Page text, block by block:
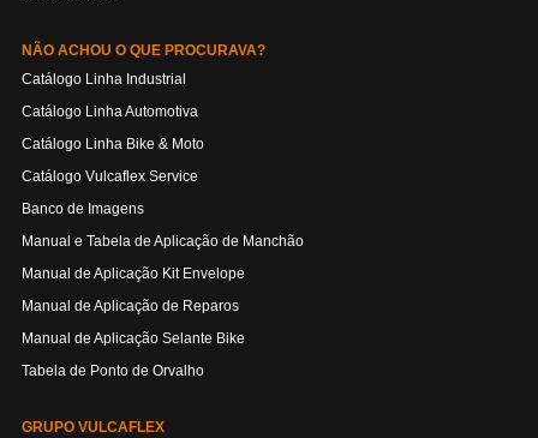
NÃO ACHOU O QUE PROCURAVA?
Catálogo Linha Industrial
Catálogo Linha Automotiva
Catálogo Linha Bike & Moto
Catálogo Vulcaflex Service
Banco de Imagens
Manual e Tabela de Aplicação de Manchão
Manual de Aplicação Kit Envelope
Manual de Aplicação de Reparos
Manual de Aplicação Selante Bike
Tabela de Ponto de Orvalho
GRUPO VULCAFLEX